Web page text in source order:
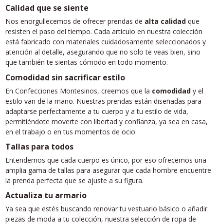
Calidad que se siente
Nos enorgullecemos de ofrecer prendas de alta calidadque
resisten el paso del tiempo. Cada artículo en nuestra colección
está fabricado con materiales cuidadosamente seleccionados y
atención al detalle, asegurando que no solo te veas bien, sino
que también te sientas cómodo en todo momento.
Comodidad sin sacrificar estilo
En Confecciones Montesinos, creemos que la comodidady el
estilo van de la mano. Nuestras prendas están diseñadas para
adaptarse perfectamente a tu cuerpo y a tu estilo de vida,
permitiéndote moverte con libertad y confianza, ya sea en casa,
en el trabajo o en tus momentos de ocio.
Tallas para todos
Entendemos que cada cuerpo es único, por eso ofrecemos una
amplia gama de tallas para asegurar que cada hombre encuentre
la prenda perfecta que se ajuste a su figura.
Actualiza tu armario
Ya sea que estés buscando renovar tu vestuario básico o añadir
piezas de moda a tu colección, nuestra selección de ropa de